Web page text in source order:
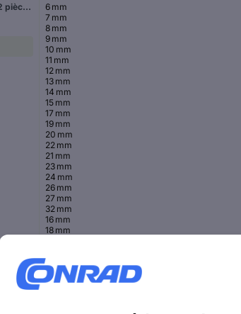
Gedore 6031390 6031390 Jeu de clés à œil doubles 12 pièces Ouverture de clé (métrique) 6 - 34 mm
6 mm
7 mm
8 mm
9 mm
10 mm
11 mm
12 mm
13 mm
14 mm
15 mm
17 mm
19 mm
20 mm
22 mm
21 mm
23 mm
24 mm
26 mm
27 mm
32 mm
16 mm
18 mm
Gedore 6031120 Doppelringschlüssel-Satz 10tlg 6-32mm gekröpft Gedore Jeu de clés à œil doubles 10 pièces Ouverture de clé (métrique) 6 - 32 mm
6 mm